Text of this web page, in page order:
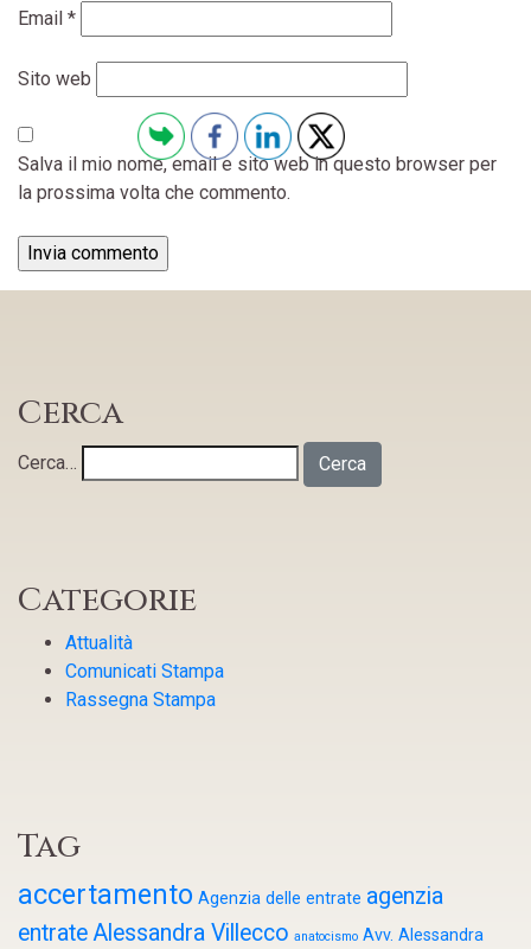
Email *
Sito web
Salva il mio nome, email e sito web in questo browser per
la prossima volta che commento.
Cerca
Cerca…
Categorie
Attualità
Comunicati Stampa
Rassegna Stampa
Tag
accertamento Agenzia delle entrate agenzia
entrateAlessandra Villecco anatocismo Avv. Alessandra